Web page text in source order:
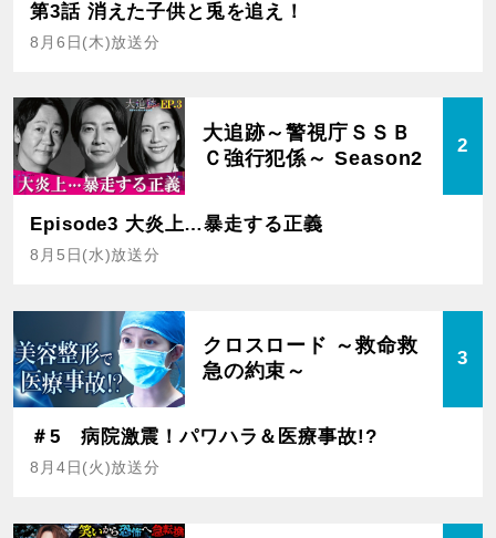
第3話 消えた子供と兎を追え！
8月6日(木)放送分
大追跡～警視庁ＳＳＢ
Ｃ強行犯係～ Season2
2
Episode3 大炎上…暴走する正義
8月5日(水)放送分
クロスロード ～救命救
急の約束～
3
＃5 病院激震！パワハラ＆医療事故!?
8月4日(火)放送分